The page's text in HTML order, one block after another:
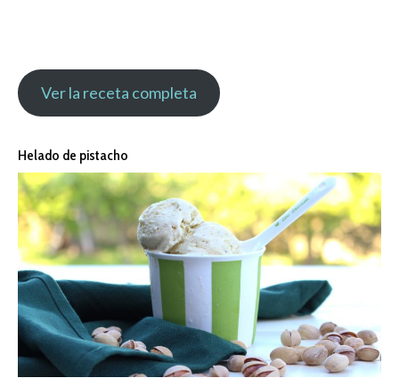
Ver la receta completa
Helado de pistacho